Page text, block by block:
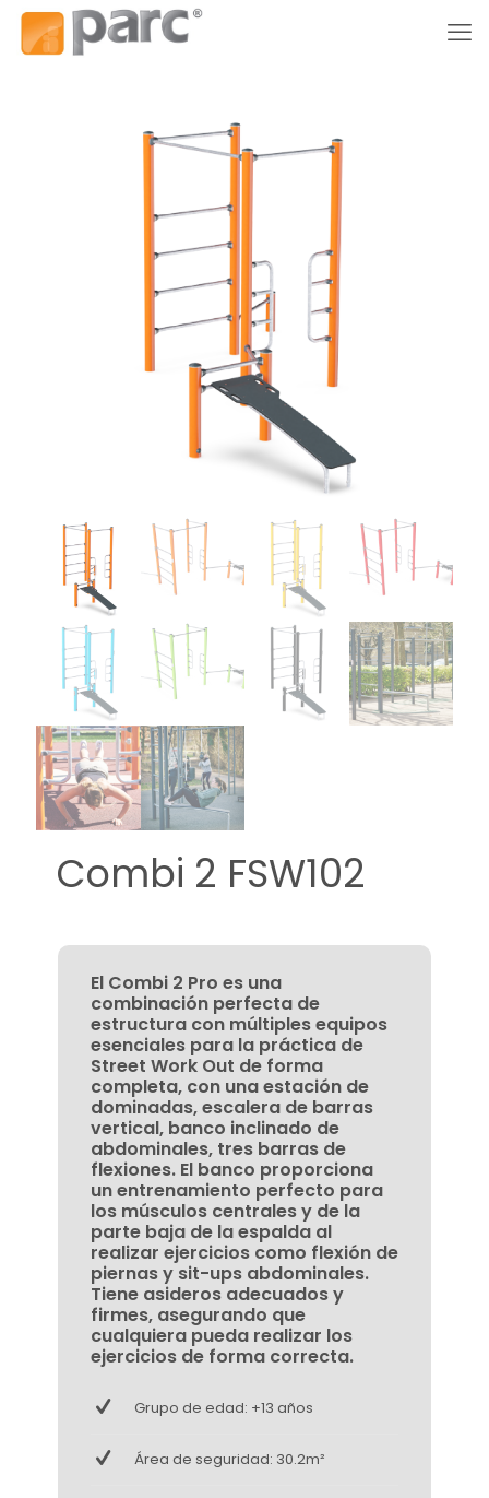
Combi 2 FSW102
El Combi 2 Pro es una
combinación perfecta de
estructura con múltiples equipos
esenciales para la práctica de
Street Work Out de forma
completa, con una estación de
dominadas, escalera de barras
vertical, banco inclinado de
abdominales, tres barras de
flexiones. El banco proporciona
un entrenamiento perfecto para
los músculos centrales y de la
parte baja de la espalda al
realizar ejercicios como flexión de
piernas y sit-ups abdominales.
Tiene asideros adecuados y
firmes, asegurando que
cualquiera pueda realizar los
ejercicios de forma correcta.
Grupo de edad: +13 años
Área de seguridad: 30.2m²